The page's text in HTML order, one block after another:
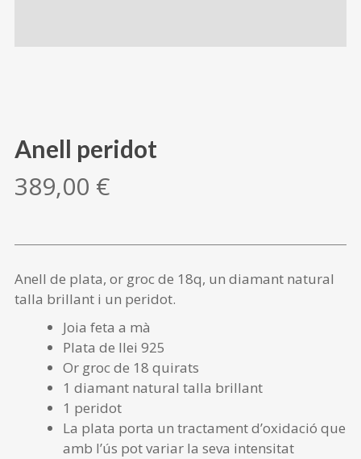
Anell peridot
389,00 €
Anell de plata, or groc de 18q, un diamant natural
talla brillant i un peridot.
Joia feta a mà
Plata de llei 925
Or groc de 18 quirats
1 diamant natural talla brillant
1 peridot
La plata porta un tractament d’oxidació que
amb l’ús pot variar la seva intensitat